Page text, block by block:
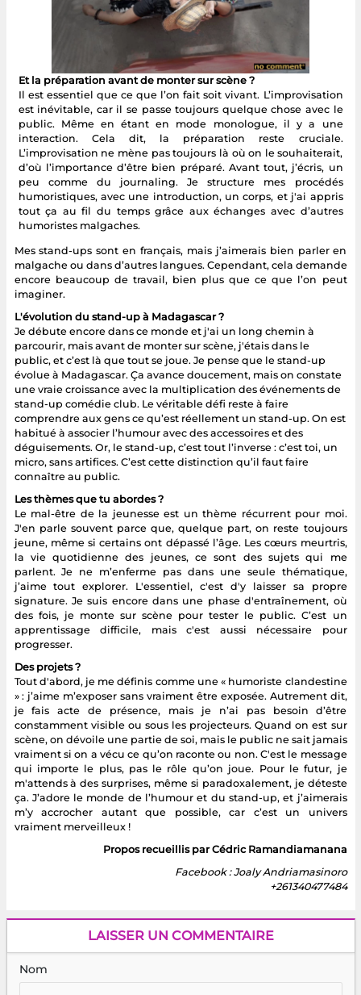
Et la préparation avant de monter sur scène ?
Il est essentiel que ce que l’on fait soit vivant. L’improvisation
est inévitable, car il se passe toujours quelque chose avec le
public. Même en étant en mode monologue, il y a une
interaction. Cela dit, la préparation reste cruciale.
L’improvisation ne mène pas toujours là où on le souhaiterait,
d’où l’importance d’être bien préparé. Avant tout, j’écris, un
peu comme du journaling. Je structure mes procédés
humoristiques, avec une introduction, un corps, et j'ai appris
tout ça au fil du temps grâce aux échanges avec d’autres
humoristes malgaches.
Mes stand-ups sont en français, mais j’aimerais bien parler en
malgache ou dans d’autres langues. Cependant, cela demande
encore beaucoup de travail, bien plus que ce que l’on peut
imaginer.
L'évolution du stand-up à Madagascar ?
Je débute encore dans ce monde et j'ai un long chemin à
parcourir, mais avant de monter sur scène, j'étais dans le
public, et c’est là que tout se joue. Je pense que le stand-up
évolue à Madagascar. Ça avance doucement, mais on constate
une vraie croissance avec la multiplication des événements de
stand-up comédie club. Le véritable défi reste à faire
comprendre aux gens ce qu’est réellement un stand-up. On est
habitué à associer l’humour avec des accessoires et des
déguisements. Or, le stand-up, c’est tout l’inverse : c’est toi, un
micro, sans artifices. C’est cette distinction qu’il faut faire
connaître au public.
Les thèmes que tu abordes ?
Le mal-être de la jeunesse est un thème récurrent pour moi.
J'en parle souvent parce que, quelque part, on reste toujours
jeune, même si certains ont dépassé l’âge. Les cœurs meurtris,
la vie quotidienne des jeunes, ce sont des sujets qui me
parlent. Je ne m’enferme pas dans une seule thématique,
j’aime tout explorer. L'essentiel, c'est d'y laisser sa propre
signature. Je suis encore dans une phase d'entraînement, où
des fois, je monte sur scène pour tester le public. C’est un
apprentissage difficile, mais c'est aussi nécessaire pour
progresser.
Des projets ?
Tout d'abord, je me définis comme une « humoriste clandestine
» : j’aime m’exposer sans vraiment être exposée. Autrement dit,
je fais acte de présence, mais je n’ai pas besoin d’être
constamment visible ou sous les projecteurs. Quand on est sur
scène, on dévoile une partie de soi, mais le public ne sait jamais
vraiment si on a vécu ce qu’on raconte ou non. C'est le message
qui importe le plus, pas le rôle qu’on joue. Pour le futur, je
m'attends à des surprises, même si paradoxalement, je déteste
ça. J’adore le monde de l’humour et du stand-up, et j’aimerais
m’y accrocher autant que possible, car c’est un univers
vraiment merveilleux !
Propos recueillis par Cédric Ramandiamanana
Facebook : Joaly Andriamasinoro
+261340477484
LAISSER UN COMMENTAIRE
Nom